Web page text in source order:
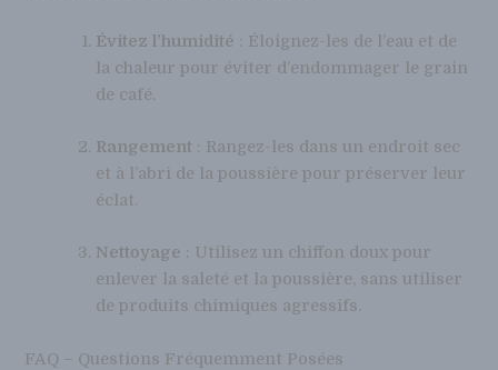
Évitez l’humidité : Éloignez-les de l’eau et de
la chaleur pour éviter d’endommager le grain
de café.
Rangement : Rangez-les dans un endroit sec
et à l’abri de la poussière pour préserver leur
éclat.
Nettoyage : Utilisez un chiffon doux pour
enlever la saleté et la poussière, sans utiliser
de produits chimiques agressifs.
FAQ – Questions Fréquemment Posées